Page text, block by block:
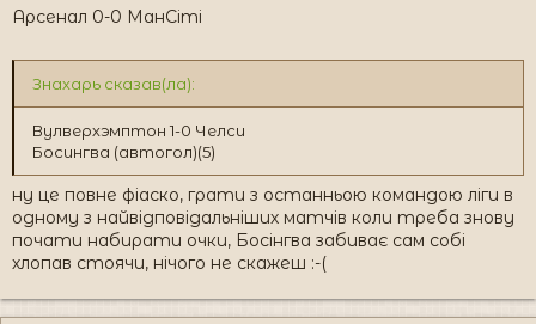
Арсенал 0-0 МанСіті
Знахарь сказав(ла):
Вулверхэмптон 1-0 Челси
Босингва (автогол)(5)
ну це повне фіаско, грати з останньою командою ліги в
одному з найвідповідальніших матчів коли треба знову
почати набирати очки, Босінгва забиває сам собі
хлопав стоячи, нічого не скажеш :-(